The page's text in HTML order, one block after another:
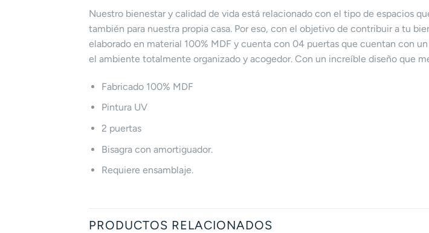
Nuestro bienestar y calidad de vida está relacionado con el tipo de espacios
también para nuestra propia casa. Por eso, con el objetivo de contribuir a tu
elaborado en material 100% MDF y cuenta con 04 puertas que cuentan con
el ambiente totalmente organizado y acogedor. Con un increíble diseño que
Fabricado 100% MDF
Pintura UV
2 puertas
Bisagra con amortiguador.
Requiere ensamblaje.
PRODUCTOS RELACIONADOS